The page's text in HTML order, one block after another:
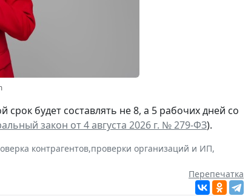
срок будет составлять не 8, а 5 рабочих дней со
закон от 4 августа 2026 г. № 279-ФЗ).
контрагентов,проверки организаций и ИП,
Перепечатка